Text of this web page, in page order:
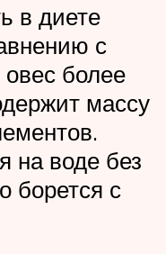
в диете
с
более
массу
на воде без
борется с